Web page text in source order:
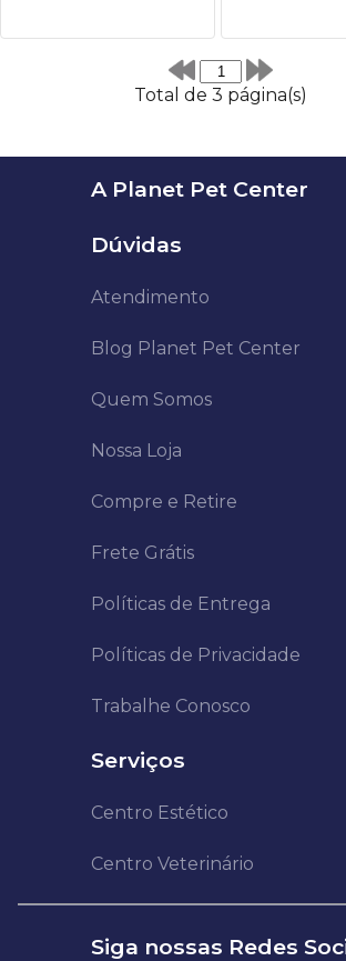
Total de 3 página(s)
A Planet Pet Center
Dúvidas
Atendimento
Blog Planet Pet Center
Quem Somos
Nossa Loja
Compre e Retire
Frete Grátis
Políticas de Entrega
Políticas de Privacidade
Trabalhe Conosco
Serviços
Centro Estético
Centro Veterinário
Siga nossas Redes